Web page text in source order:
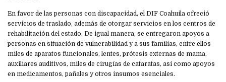
En favor de las personas con discapacidad, el DIF Coahuila ofreció
servicios de traslado, además de otorgar servicios en los centros de
rehabilitación del estado. De igual manera, se entregaron apoyos a
personas en situación de vulnerabilidad y a sus familias, entre ellos
miles de aparatos funcionales, lentes, prótesis externas de mama,
auxiliares auditivos, miles de cirugías de cataratas, así como apoyos
en medicamentos, pañales y otros insumos esenciales.